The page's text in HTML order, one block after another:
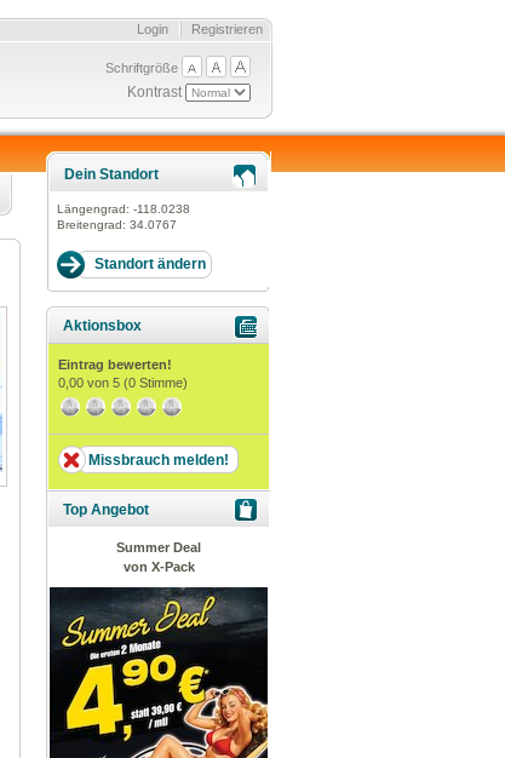
Registrieren
Login
Schriftgröße
Kontrast
Dein Standort
Längengrad: -118.0238
Breitengrad: 34.0767
Aktionsbox
Eintrag bewerten!
0,00 von 5 (0 Stimme)
Missbrauch melden!
Top Angebot
Summer Deal
von X-Pack